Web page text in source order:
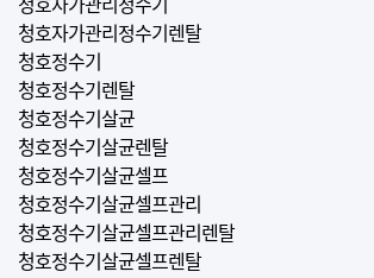
청호자가관리정수기렌탈
청호정수기
청호정수기렌탈
청호정수기살균
청호정수기살균렌탈
청호정수기살균셀프
청호정수기살균셀프관리
청호정수기살균셀프관리렌탈
청호정수기살균셀프렌탈